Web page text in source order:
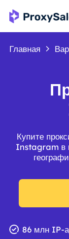
Главная
Купите
Instagram в
86 млн IP-